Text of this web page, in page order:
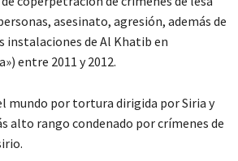
asesinato, agresión, además de
instalaciones de Al Khatib en
entre 2011 y 2012.
mundo por tortura dirigida por Siria y
alto rango condenado por crímenes de